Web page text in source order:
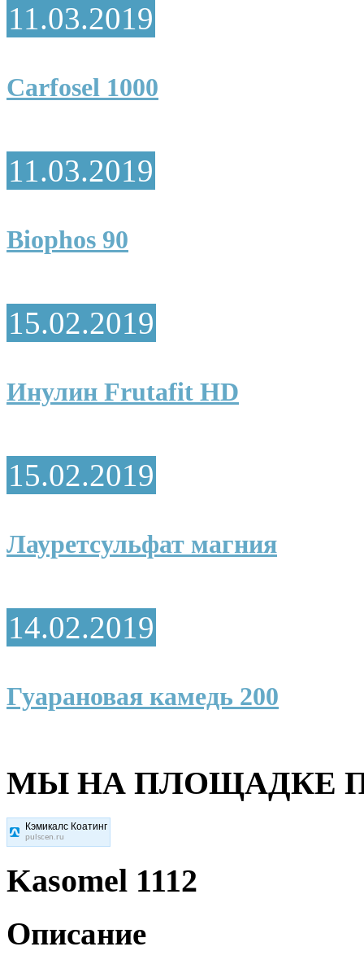
11.03.2019
Carfosel 1000
11.03.2019
Biophos 90
15.02.2019
Инулин Frutafit HD
15.02.2019
Лауретсульфат магния
14.02.2019
Гуарановая камедь 200
МЫ НА ПЛОЩАДКЕ
Кэмикалс Коатинг
pulscen.ru
Kasomel 1112
Описание